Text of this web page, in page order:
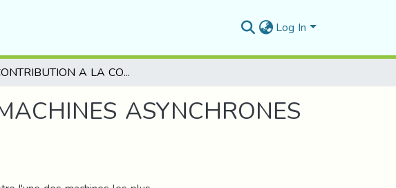
Log In
CONTRIBUTION A LA COMMANDE DES MACHINES ASYNCHRONES A HAUT RENDEMENT (HEM)
ASYNCHRONES